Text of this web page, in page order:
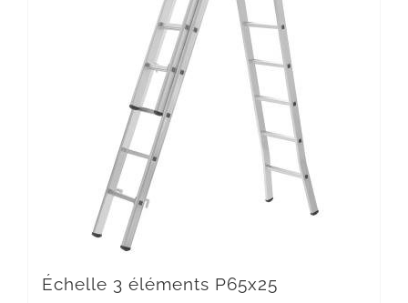
Échelle 3 éléments P65x25